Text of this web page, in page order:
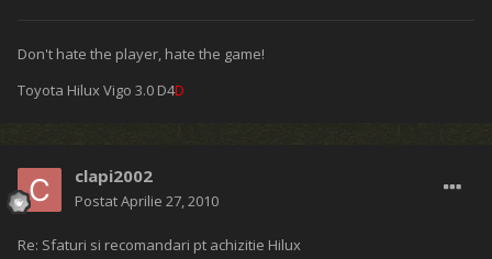
Don't hate the player, hate the game!
Toyota Hilux Vigo 3.0 D4D
clapi2002
PostatAprilie 27, 2010
Re: Sfaturi si recomandari pt achizitie Hilux